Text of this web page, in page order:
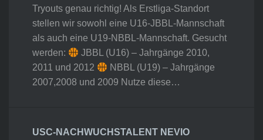
Tryouts genau richtig! Als Erstliga-Standort
stellen wir sowohl eine U16-JBBL-Mannschaft
als auch eine U19-NBBL-Mannschaft. Gesucht
werden:
JBBL (U16) – Jahrgänge 2010,
2011 und 2012
NBBL (U19) – Jahrgänge
2007,2008 und 2009 Nutze diese…
USC-NACHWUCHSTALENT NEVIO